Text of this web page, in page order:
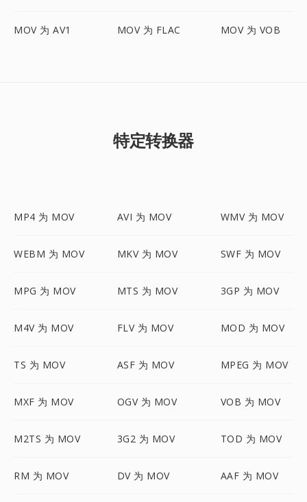
MOV 为 AV1 MOV 为 FLAC MOV 为 VOB
特定转换器
MP4 为 MOV AVI 为 MOV WMV 为 MOV
WEBM 为 MOV MKV 为 MOV SWF 为 MOV
MPG 为 MOV MTS 为 MOV 3GP 为 MOV
M4V 为 MOV FLV 为 MOV MOD 为 MOV
TS 为 MOV ASF 为 MOV MPEG 为 MOV
MXF 为 MOV OGV 为 MOV VOB 为 MOV
M2TS 为 MOV 3G2 为 MOV TOD 为 MOV
RM 为 MOV DV 为 MOV AAF 为 MOV